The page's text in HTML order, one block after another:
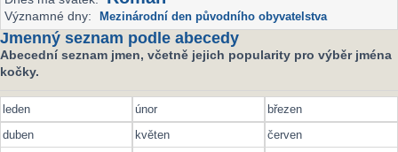
Významné dny: Mezinárodní den původního obyvatelstva
Jmenný seznam podle abecedy
Abecední seznam jmen, včetně jejich popularity pro výběr jména
kočky.
leden únor
březen
duben
květen
červen